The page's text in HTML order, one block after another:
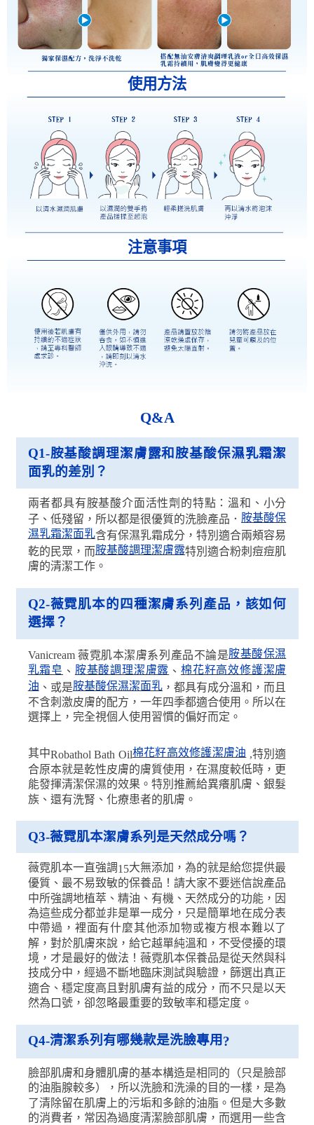
使用方法
注意事項
Q&A
Q1-胺基酸調理潔膚露和胺基酸保濕乳霜潔
面乳的差別？
兩者都具有胺基酸介面活性劑的特點：溫和、小分
子、低殘留，所以都是很優質的洗臉產品．胺基酸保
濕乳霜潔面乳含有保濕乳霜成分，特別適合兩頰容易
乾的民眾，而胺基酸調理潔膚露特別適合粉刺痘痘肌
膚的清潔工作。
Q2-薇霓肌本的四種潔膚系列產品，該如何
選擇？
Vanicream薇霓肌本潔膚系列產品不論是胺基酸保濕
乳霜皂 、 胺基酸調理潔膚露 、 棉花籽高效修護潔膚
油 、或是胺基酸保濕潔面乳 ，都具有成分溫和，而且
不含刺激皮膚的配方，一年四季都適合使用。所以在
選擇上，完全視個人使用習慣的偏好而定。
其中Robathol Bath Oil棉花籽高效修護潔膚油 ,特別適
合原本就是乾性皮膚的膚質使用，在濕度較低時，更
能發揮清潔保濕的效果。特別推薦給異癢肌膚、銀髮
族、還有洗腎、化療患者的肌膚。
Q3-薇霓肌本潔膚系列是天然成分嗎？
薇霓肌本一直強調15大無添加，為的就是給您提供最
優質、最不易致敏的保養品！請大家不要迷信說產品
中所強調地植萃、精油、有機、天然成分的功能，因
為這些成分都並非是單一成分，只是簡單地在成分表
中帶過，裡面有什麼其他添加物或複方根本難以了
解，對於肌膚來說，給它越單純溫和，不受侵擾的環
境，才是最好的做法！薇霓肌本保養品是從天然與科
技成分中，經過不斷地臨床測試與驗證，篩選出真正
適合、穩定度高且對肌膚有益的成分，而不只是以天
然為口號，卻忽略最重要的致敏率和穩定度。
Q4-清潔系列有哪幾款是洗臉專用?
臉部肌膚和身體肌膚的基本構造是相同的（只是臉部
的油脂腺較多），所以洗臉和洗澡的目的一樣，是為
了清除留在肌膚上的污垢和多餘的油脂。但是大多數
的消費者，常因為過度清潔臉部肌膚，而選用一些含